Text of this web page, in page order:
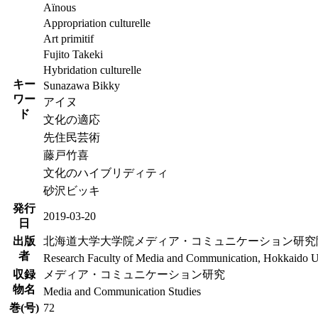
キー
ワー
ド
Aïnous
Appropriation culturelle
Art primitif
Fujito Takeki
Hybridation culturelle
Sunazawa Bikky
アイヌ
文化の適応
先住民芸術
藤戸竹喜
文化のハイブリディティ
砂沢ビッキ
発行
日
2019-03-20
出版
者
北海道大学大学院メディア・コミュニケーション研究
Research Faculty of Media and Communication, Hokkaido
収録
物名
メディア・コミュニケーション研究
Media and Communication Studies
巻(号) 72